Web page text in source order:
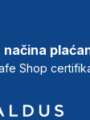
Shop